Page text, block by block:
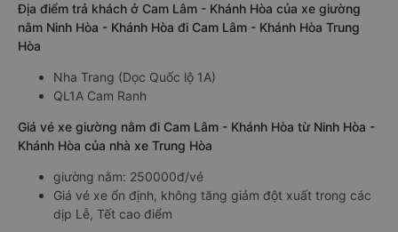
Địa điểm trả khách ở Cam Lâm - Khánh Hòa của xe giường
nằm Ninh Hòa - Khánh Hòa đi Cam Lâm - Khánh Hòa Trung
Hòa
Nha Trang (Dọc Quốc lộ 1A)
QL1A Cam Ranh
Giá vé xe giường nằm đi Cam Lâm - Khánh Hòa từ Ninh Hòa -
Khánh Hòa của nhà xe Trung Hòa
giường nằm: 250000đ/vé
Giá vé xe ổn định, không tăng giảm đột xuất trong các
dịp Lễ, Tết cao điểm